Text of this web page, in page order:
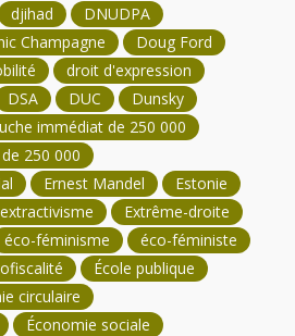
djihad
DNUDPA
Champagne
Doug Ford
droit d'expression
DSA DUC
Dunsky
immédiat de 250 000
250 000
Ernest Mandel
Estonie
extractivisme
Extrême-droite
éco-féminisme
éco-féministe
École publique
circulaire
Économie sociale